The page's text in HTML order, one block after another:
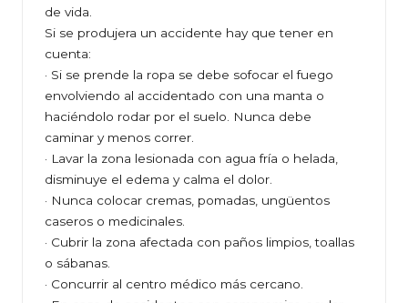
de vida.
Si se produjera un accidente hay que tener en
cuenta:
· Si se prende la ropa se debe sofocar el fuego
envolviendo al accidentado con una manta o
haciéndolo rodar por el suelo. Nunca debe
caminar y menos correr.
· Lavar la zona lesionada con agua fría o helada,
disminuye el edema y calma el dolor.
· Nunca colocar cremas, pomadas, ungüentos
caseros o medicinales.
· Cubrir la zona afectada con paños limpios, toallas
o sábanas.
· Concurrir al centro médico más cercano.